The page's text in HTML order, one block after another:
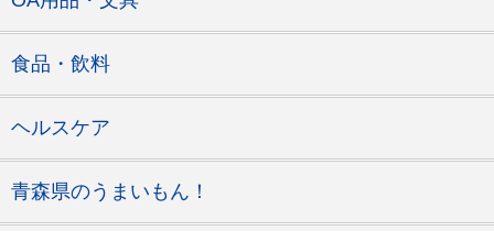
食品・飲料
ヘルスケア
青森県のうまいもん！